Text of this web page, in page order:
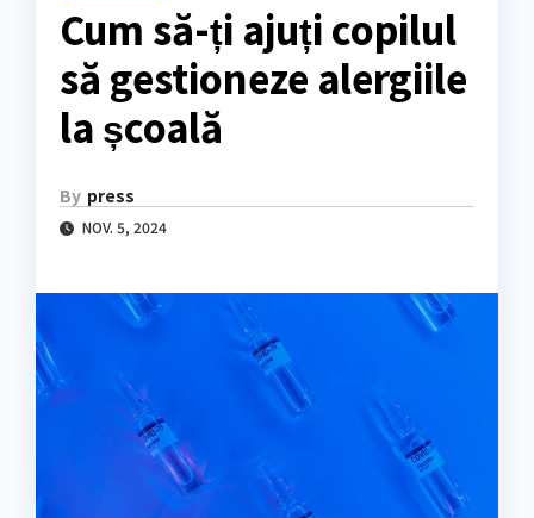
Cum să-ți ajuți copilul
să gestioneze alergiile
la școală
By press
NOV. 5, 2024